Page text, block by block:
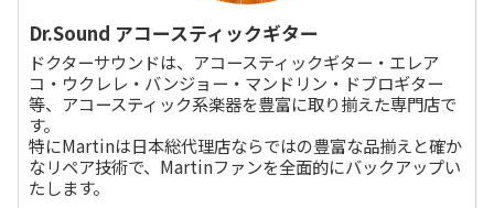
Dr.Sound アコースティックギター
ドクターサウンドは、アコースティックギター・エレア
コ・ウクレレ・バンジョー・マンドリン・ドブロギター
等、アコースティック系楽器を豊富に取り揃えた専門店で
す。
特にMartinは日本総代理店ならではの豊富な品揃えと確か
なリペア技術で、Martinファンを全面的にバックアップい
たします。